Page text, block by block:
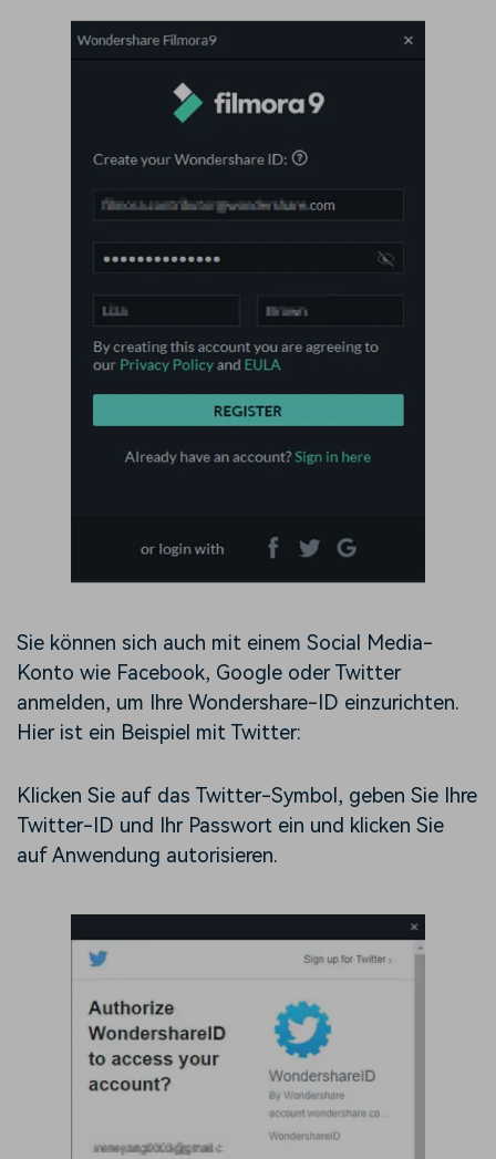
Sie können sich auch mit einem Social Media-
Konto wie Facebook, Google oder Twitter
anmelden, um Ihre Wondershare-ID einzurichten.
Hier ist ein Beispiel mit Twitter:
Klicken Sie auf das Twitter-Symbol, geben Sie Ihre
Twitter-ID und Ihr Passwort ein und klicken Sie
auf Anwendung autorisieren.